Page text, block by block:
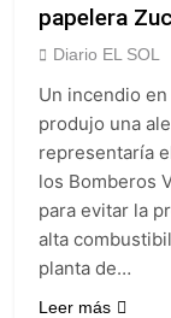
papelera
Diario EL SOL
Un incendio
produjo una
representaría
los Bomberos
para evitar la
alta
planta de…
Leer más